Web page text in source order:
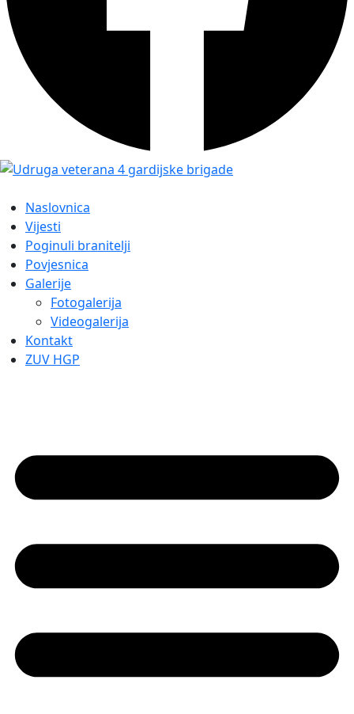
Naslovnica
Vijesti
Poginuli branitelji
Povjesnica
Galerije
Fotogalerija
Videogalerija
Kontakt
ZUV HGP